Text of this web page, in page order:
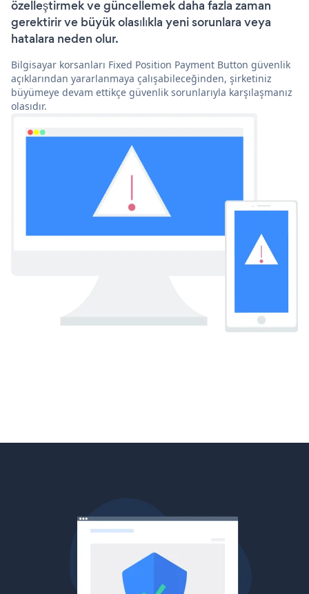
özelleştirmek ve güncellemek daha fazla zaman
gerektirir ve büyük olasılıkla yeni sorunlara veya
hatalara neden olur.
Bilgisayar korsanları Fixed Position Payment Button güvenlik
açıklarından yararlanmaya çalışabileceğinden, şirketiniz
büyümeye devam ettikçe güvenlik sorunlarıyla karşılaşmanız
olasıdır.